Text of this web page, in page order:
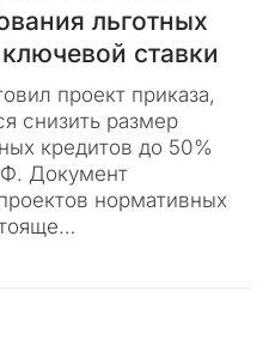
льготных
ставки
проект приказа,
снизить размер
кредитов до 50%
Документ
нормативных